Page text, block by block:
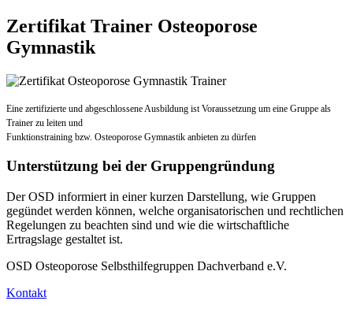
Zertifikat Trainer Osteoporose
Gymnastik
Eine zertifizierte und abgeschlossene Ausbildung ist Voraussetzung um eine Gruppe als
Trainer zu leiten und
Funktionstraining bzw. Osteoporose Gymnastik anbieten zu dürfen
Unterstützung bei der Gruppengründung
Der OSD informiert in einer kurzen Darstellung, wie Gruppen
gegündet werden können, welche organisatorischen und rechtlichen
Regelungen zu beachten sind und wie die wirtschaftliche
Ertragslage gestaltet ist.
OSD Osteoporose Selbsthilfegruppen Dachverband e.V.
Kontakt